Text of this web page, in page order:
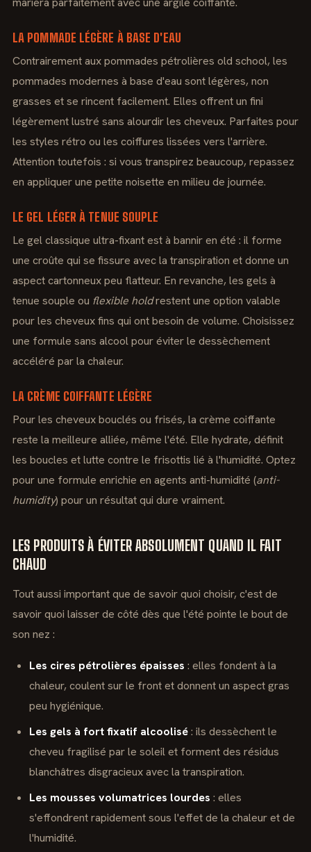
LA POMMADE LÉGÈRE À BASE D'EAU
Contrairement aux pommades pétrolières old school, les
pommades modernes à base d'eau sont légères, non
grasses et se rincent facilement. Elles offrent un fini
légèrement lustré sans alourdir les cheveux. Parfaites pour
les styles rétro ou les coiffures lissées vers l'arrière.
Attention toutefois : si vous transpirez beaucoup, repassez
en appliquer une petite noisette en milieu de journée.
LE GEL LÉGER À TENUE SOUPLE
Le gel classique ultra-fixant est à bannir en été : il forme
une croûte qui se fissure avec la transpiration et donne un
aspect cartonneux peu flatteur. En revanche, les gels à
tenue souple ou flexible holdrestent une option valable
pour les cheveux fins qui ont besoin de volume. Choisissez
une formule sans alcool pour éviter le dessèchement
accéléré par la chaleur.
LA CRÈME COIFFANTE LÉGÈRE
Pour les cheveux bouclés ou frisés, la crème coiffante
reste la meilleure alliée, même l'été. Elle hydrate, définit
les boucles et lutte contre le frisottis lié à l'humidité. Optez
pour une formule enrichie en agents anti-humidité (anti-
humidity) pour un résultat qui dure vraiment.
LES PRODUITS À ÉVITER ABSOLUMENT QUAND IL FAIT
CHAUD
Tout aussi important que de savoir quoi choisir, c'est de
savoir quoi laisser de côté dès que l'été pointe le bout de
son nez :
Les cires pétrolières épaisses : elles fondent à la
chaleur, coulent sur le front et donnent un aspect gras
peu hygiénique.
Les gels à fort fixatif alcoolisé: ils dessèchent le
cheveu fragilisé par le soleil et forment des résidus
blanchâtres disgracieux avec la transpiration.
Les mousses volumatrices lourdes : elles
s'effondrent rapidement sous l'effet de la chaleur et de
l'humidité.